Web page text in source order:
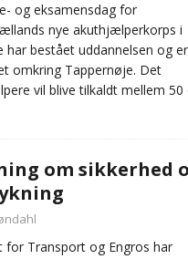
og eksamensdag for
nye akuthjælperkorps i
har bestået uddannelsen og
omkring Tappernøje. Det
vil blive tilkaldt mellem 50
om sikkerhed
for Transport og Engros har